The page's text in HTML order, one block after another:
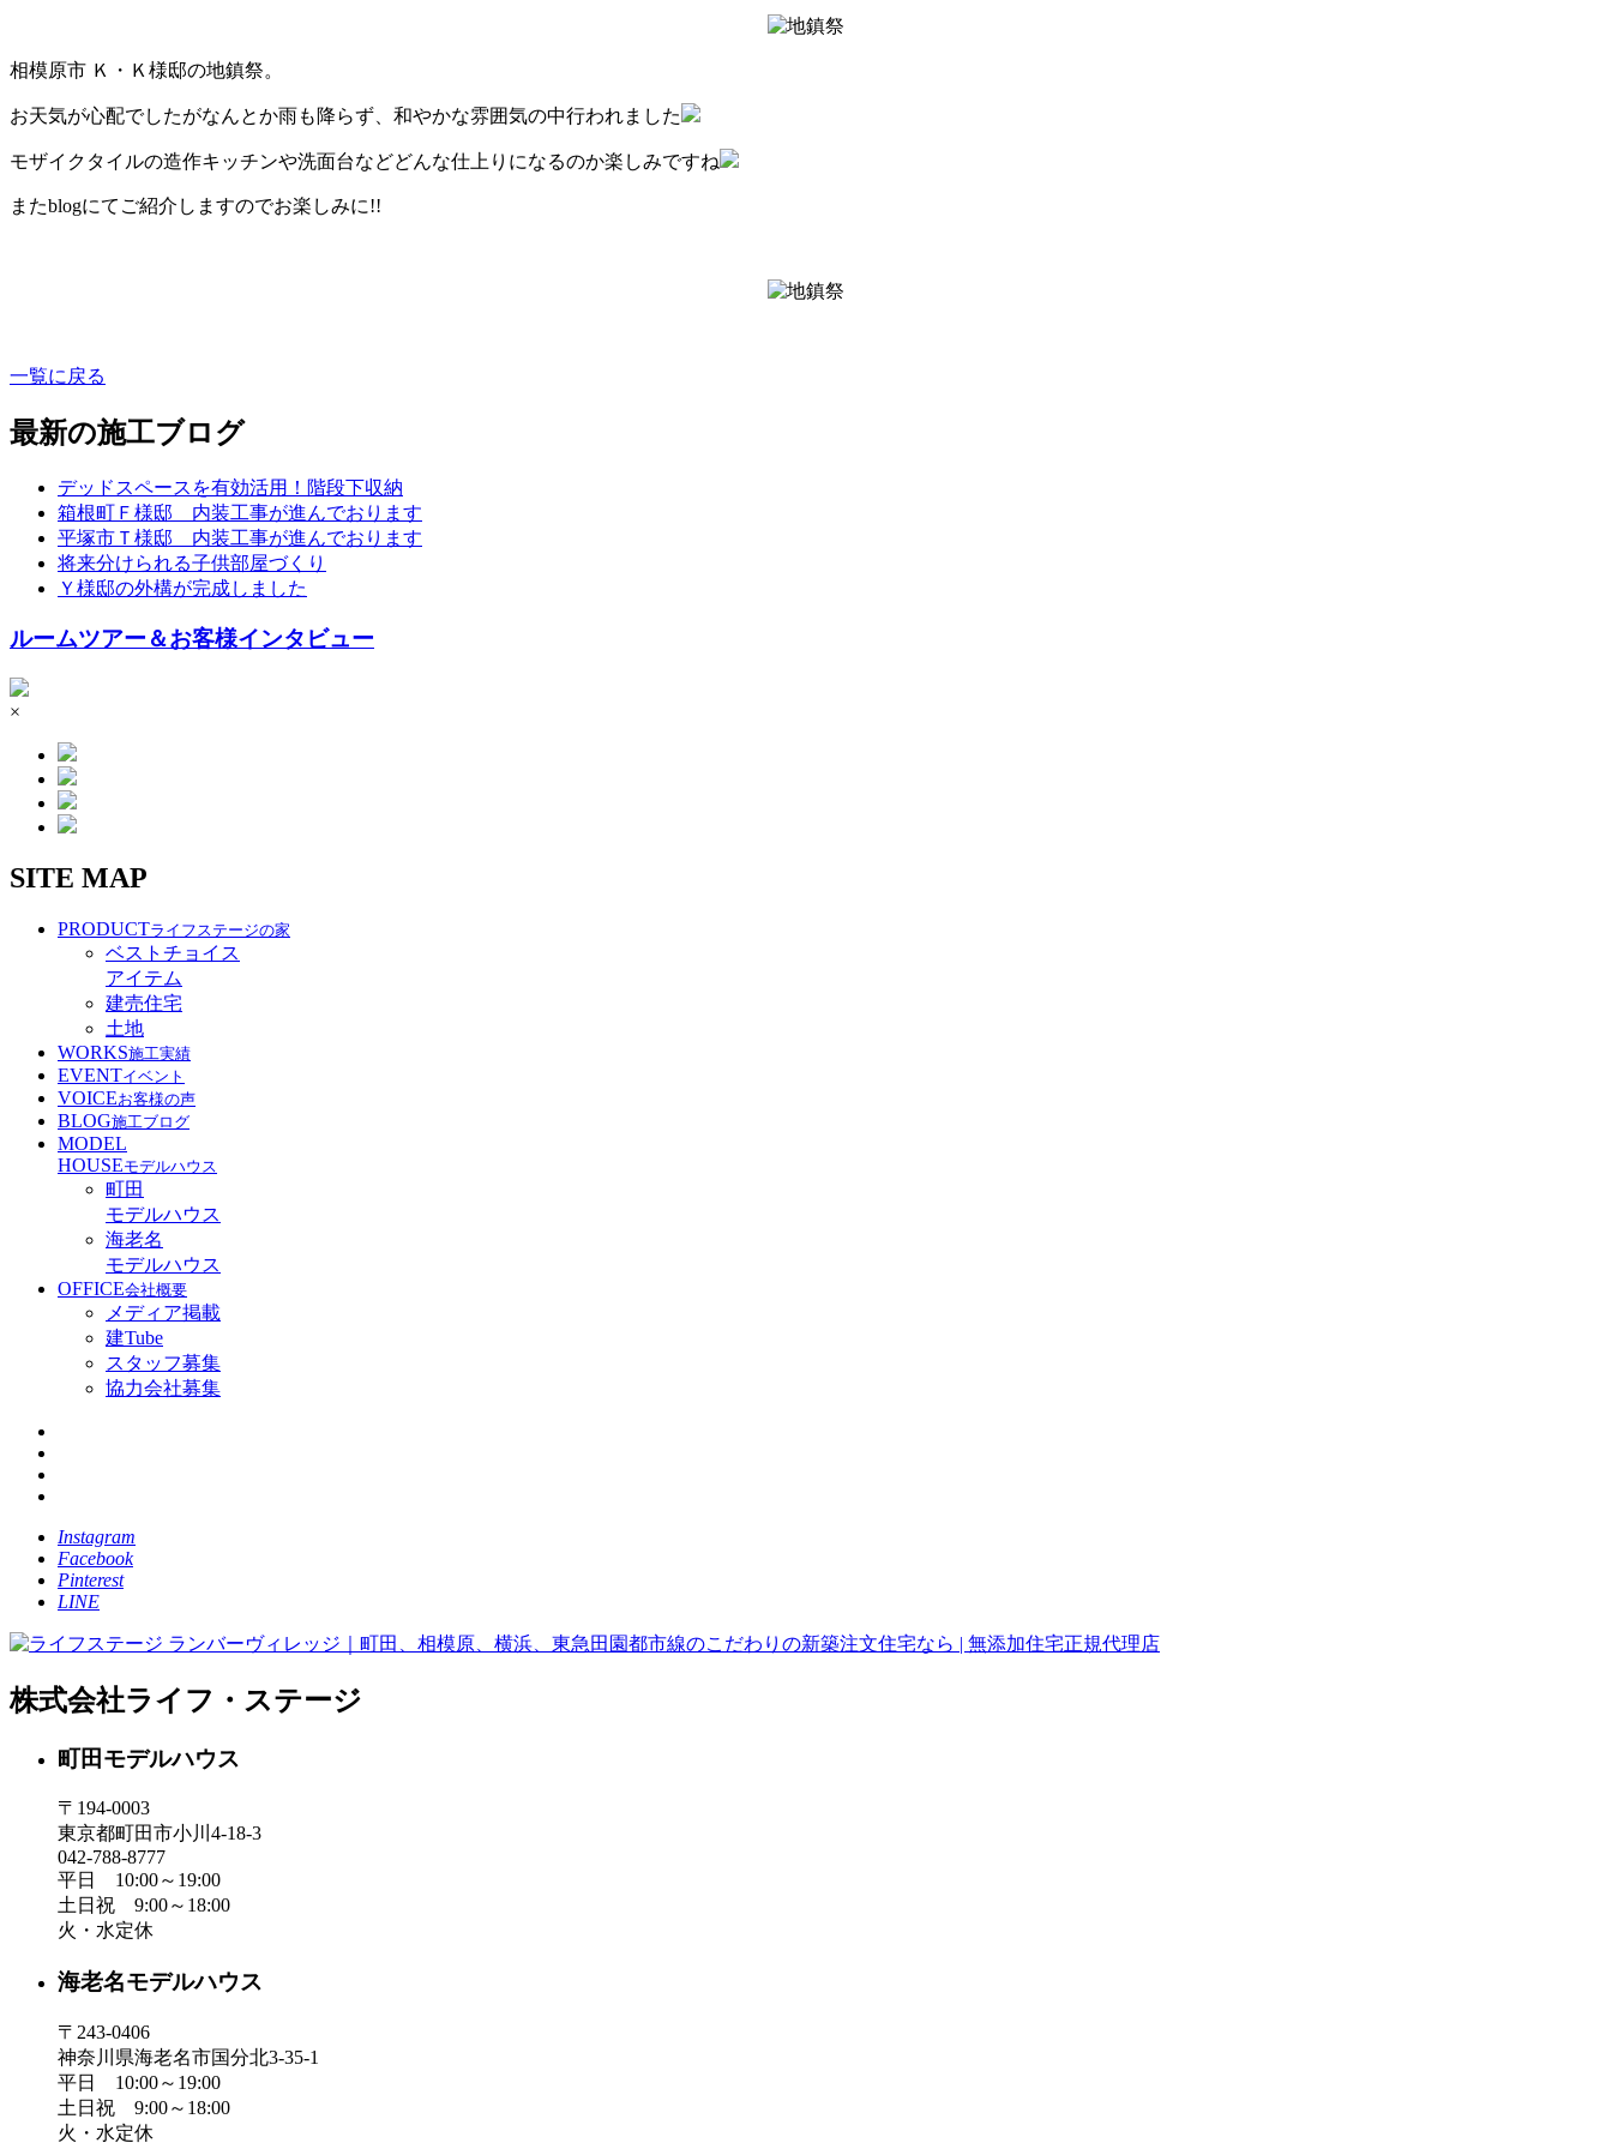
相模原市 Ｋ・Ｋ様邸の地鎮祭。
お天気が心配でしたがなんとか雨も降らず、和やかな雰囲気の中行われました
モザイクタイルの造作キッチンや洗面台などどんな仕上りになるのか楽しみですね
またblogにてご紹介しますのでお楽しみに!!
一覧に戻る
最新の施工ブログ
デッドスペースを有効活用！階段下収納
箱根町Ｆ様邸 内装工事が進んでおります
平塚市Ｔ様邸 内装工事が進んでおります
将来分けられる子供部屋づくり
Ｙ様邸の外構が完成しました
ルームツアー＆お客様インタビュー
×
SITE MAP
PRODUCTライフステージの家
ベストチョイス
アイテム
建売住宅
土地
WORKS施工実績
EVENTイベント
VOICEお客様の声
BLOG施工ブログ
MODEL
HOUSEモデルハウス
町田
モデルハウス
海老名
モデルハウス
OFFICE会社概要
メディア掲載
建Tube
スタッフ募集
協力会社募集
Instagram
Facebook
Pinterest
LINE
株式会社ライフ・ステージ
町田モデルハウス
〒194-0003
東京都町田市小川4-18-3
042-788-8777
平日 10:00～19:00
土日祝 9:00～18:00
火・水定休
海老名モデルハウス
〒243-0406
神奈川県海老名市国分北3-35-1
平日 10:00～19:00
土日祝 9:00～18:00
火・水定休